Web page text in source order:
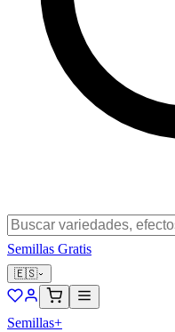
Semillas Gratis
🇪🇸
Semillas+